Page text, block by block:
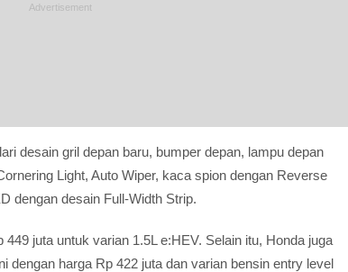
desain gril depan baru, bumper depan, lampu depan
Light, Auto Wiper, kaca spion dengan Reverse
dengan desain Full-Width Strip.
juta untuk varian 1.5L e:HEV. Selain itu, Honda juga
dengan harga Rp 422 juta dan varian bensin entry level